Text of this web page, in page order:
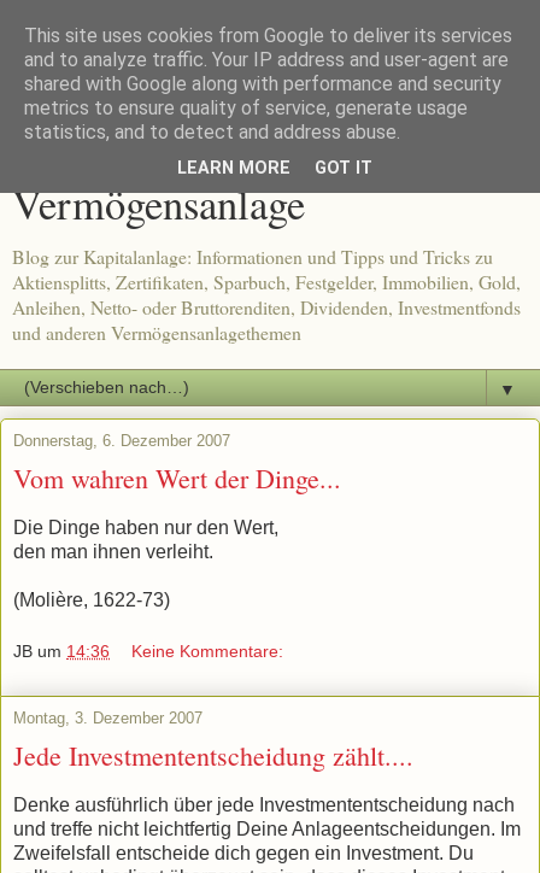
Tipps und Tricks zur
Vermögensanlage
Blog zur Kapitalanlage: Informationen und Tipps und Tricks zu
Aktiensplitts, Zertifikaten, Sparbuch, Festgelder, Immobilien, Gold,
Anleihen, Netto- oder Bruttorenditen, Dividenden, Investmentfonds
und anderen Vermögensanlagethemen
▼
Donnerstag, 6. Dezember 2007
Vom wahren Wert der Dinge...
Die Dinge haben nur den Wert,
den man ihnen verleiht.
(Molière, 1622-73)
JB um 14:36 Keine Kommentare:
Montag, 3. Dezember 2007
Jede Investmententscheidung zählt....
Denke ausführlich über jede Investmententscheidung nach
und treffe nicht leichtfertig Deine Anlageentscheidungen. Im
Zweifelsfall entscheide dich gegen ein Investment. Du
This site uses cookies from Google to deliver its services
and to analyze traffic. Your IP address and user-agent are
shared with Google along with performance and security
metrics to ensure quality of service, generate usage
statistics, and to detect and address abuse.
LEARN MORE GOT IT